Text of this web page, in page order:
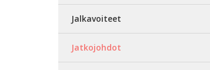
Jalkavoiteet
Jatkojohdot